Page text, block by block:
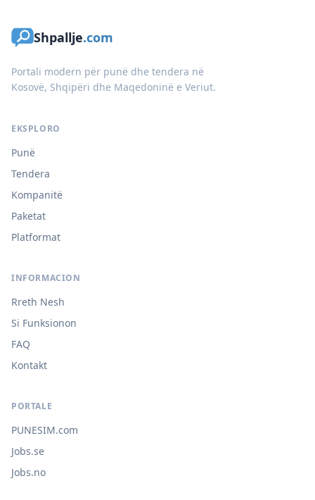
Shpallje.com
Portali modern për punë dhe tendera në
Kosovë, Shqipëri dhe Maqedoninë e Veriut.
EKSPLORO
Punë
Tendera
Kompanitë
Paketat
Platformat
INFORMACION
Rreth Nesh
Si Funksionon
FAQ
Kontakt
PORTALE
PUNESIM.com
Jobs.se
Jobs.no